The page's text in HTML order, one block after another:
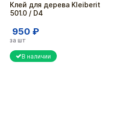
Клей для дерева Kleiberit
501.0 / D4
950 ₽
за шт
В наличии